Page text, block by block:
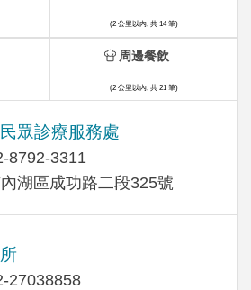
眾診療服務處
8792-3311
湖區成功路二段325號
27038858
(2 公里以內, 共 14 筆)
周邊餐飲
(2 公里以內, 共 21 筆)